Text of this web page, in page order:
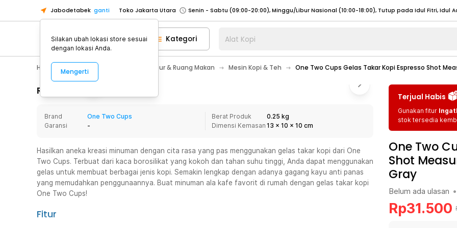
Jabodetabek ganti Toko Jakarta Utara
Toko Tangerang
Toko Cikupa
Pick n Go Jakarta Barat
Senin - Jumat (07:00 - 20:00), Sabtu - Minggu (08:00 - 20:00), Tutup pada Idul Fitri
Pick n Go Bekasi
Senin - Jumat (08:00 - 20:00), Sabtu - Minggu/ Libur Nasional (08:00 - 17:00) Selengkapnya
Senin - Jumat (08:00 - 20:00), Sabtu - Minggu/ Libur Nasional (08:00 - 17:00) Selengkapnya
Senin - Sabtu (09:00-20:00), Minggu/Libur Nasional (12:00-20:00), Tutup pada Idul Fitri
Toko Jakarta Barat
Senin - Sabtu (09:00-20:00), Minggu/Libur Nasional (12:00-20:00), Tutup pada Idul Fitri
Toko Tangerang
Toko Cikupa
Pick n Go Jakarta Barat
Senin - Jumat (07:00 - 20:00), Sabtu - Minggu (08:00 - 20:00), Tutup pada Idul Fitri
Senin - Jumat (08:00 - 20:00), Sabtu - Minggu/ Libur Nasional (08:00 - 17:00) Selengkapnya
Senin - Jumat (08:00 - 20:00), Sabtu - Minggu/ Libur Nasional (08:00 - 17:00) Selengkapnya
Kategori Alat Kopi
Home Appliance Perlengkapan Dapur & Ruang Makan Mesin Kopi & Teh One Two Cups Gelas Takar Kopi Espresso Shot
Rincian Produk
Brand
One Two Cups
Garansi
-
Berat Produk
0.25 kg
Dimensi Kemasan 13 x 10 x 10 cm
Hasilkan aneka kreasi minuman dengan cita rasa yang pas menggunakan gelas takar kopi dari One
Two Cups. Terbuat dari kaca borosilikat yang kokoh dan tahan suhu tinggi, Anda dapat menggunakan
gelas untuk membuat berbagai jenis kopi. Semakin lengkap dengan adanya gagang kayu anti panas
yang memudahkan penggunaannya. Buat minuman ala kafe favorit di rumah dengan gelas takar kopi
One Two Cups!
Fitur
Terjual Habis
Gunakan fitur
stok tersedia
One Two
Shot
Gray
Belum ada ulasan •
Rp31.500
Silakan ubah lokasi store sesuai
dengan lokasi Anda.
Mengerti